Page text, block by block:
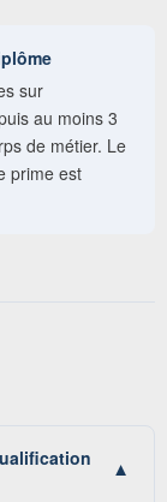
sur
au moins 3
de métier. Le
prime est
▼